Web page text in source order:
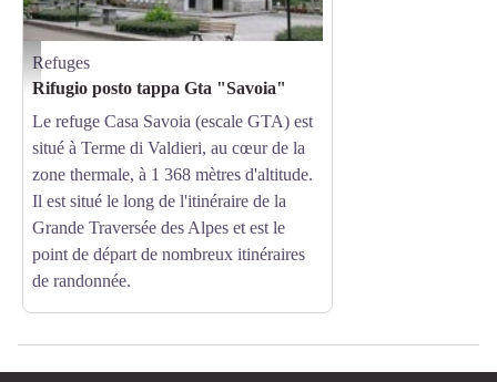
Il posto GTA Savoia - Archivio APAM
Refuges
Rifugio posto tappa Gta "Savoia"
Le refuge Casa Savoia (escale GTA) est
situé à Terme di Valdieri, au cœur de la
zone thermale, à 1 368 mètres d'altitude.
Il est situé le long de l'itinéraire de la
Grande Traversée des Alpes et est le
point de départ de nombreux itinéraires
de randonnée.